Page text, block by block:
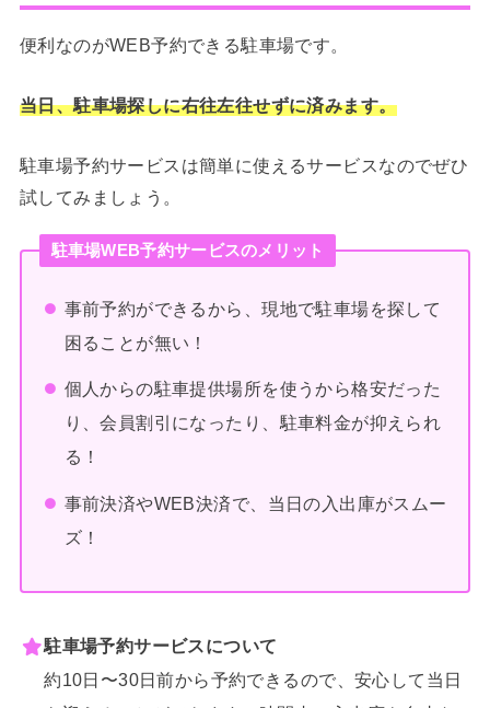
便利なのがWEB予約できる駐車場です。
当日、駐車場探しに右往左往せずに済みます。
駐車場予約サービスは簡単に使えるサービスなのでぜひ
試してみましょう。
駐車場WEB予約サービスのメリット
事前予約ができるから、現地で駐車場を探して
困ることが無い！
個人からの駐車提供場所を使うから格安だった
り、会員割引になったり、駐車料金が抑えられ
る！
事前決済やWEB決済で、当日の入出庫がスムー
ズ！
駐車場予約サービスについて
約10日〜30日前から予約できるので、安心して当日